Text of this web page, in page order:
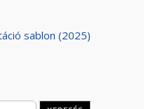
sablon (2025)